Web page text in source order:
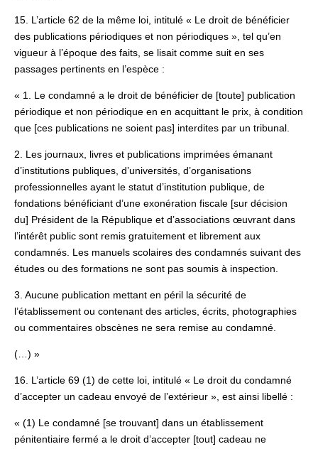
15. L’article 62 de la même loi, intitulé « Le droit de bénéficier
des publications périodiques et non périodiques », tel qu’en
vigueur à l’époque des faits, se lisait comme suit en ses
passages pertinents en l’espèce :
« 1. Le condamné a le droit de bénéficier de [toute] publication
périodique et non périodique en en acquittant le prix, à condition
que [ces publications ne soient pas] interdites par un tribunal.
2. Les journaux, livres et publications imprimées émanant
d’institutions publiques, d’universités, d’organisations
professionnelles ayant le statut d’institution publique, de
fondations bénéficiant d’une exonération fiscale [sur décision
du] Président de la République et d’associations œuvrant dans
l’intérêt public sont remis gratuitement et librement aux
condamnés. Les manuels scolaires des condamnés suivant des
études ou des formations ne sont pas soumis à inspection.
3. Aucune publication mettant en péril la sécurité de
l’établissement ou contenant des articles, écrits, photographies
ou commentaires obscènes ne sera remise au condamné.
(…) »
16. L’article 69 (1) de cette loi, intitulé « Le droit du condamné
d’accepter un cadeau envoyé de l’extérieur », est ainsi libellé :
« (1) Le condamné [se trouvant] dans un établissement
pénitentiaire fermé a le droit d’accepter [tout] cadeau ne